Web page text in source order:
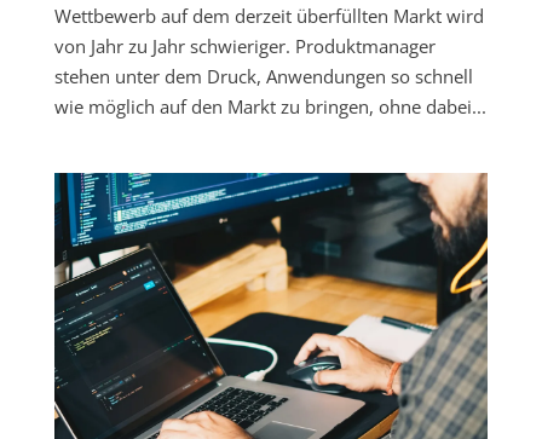
Wettbewerb auf dem derzeit überfüllten Markt wird
von Jahr zu Jahr schwieriger. Produktmanager
stehen unter dem Druck, Anwendungen so schnell
wie möglich auf den Markt zu bringen, ohne dabei...